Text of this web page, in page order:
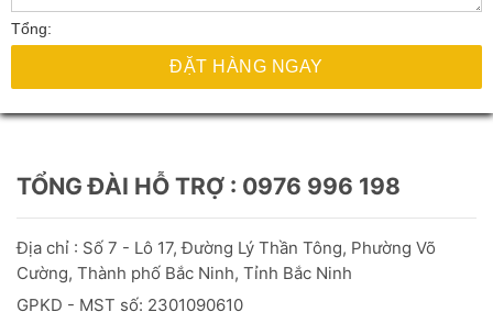
Tổng:
ĐẶT HÀNG NGAY
TỔNG ĐÀI HỖ TRỢ : 0976 996 198
Địa chỉ : Số 7 - Lô 17, Đường Lý Thần Tông, Phường Võ
Cường, Thành phố Bắc Ninh, Tỉnh Bắc Ninh
GPKD - MST số: 2301090610